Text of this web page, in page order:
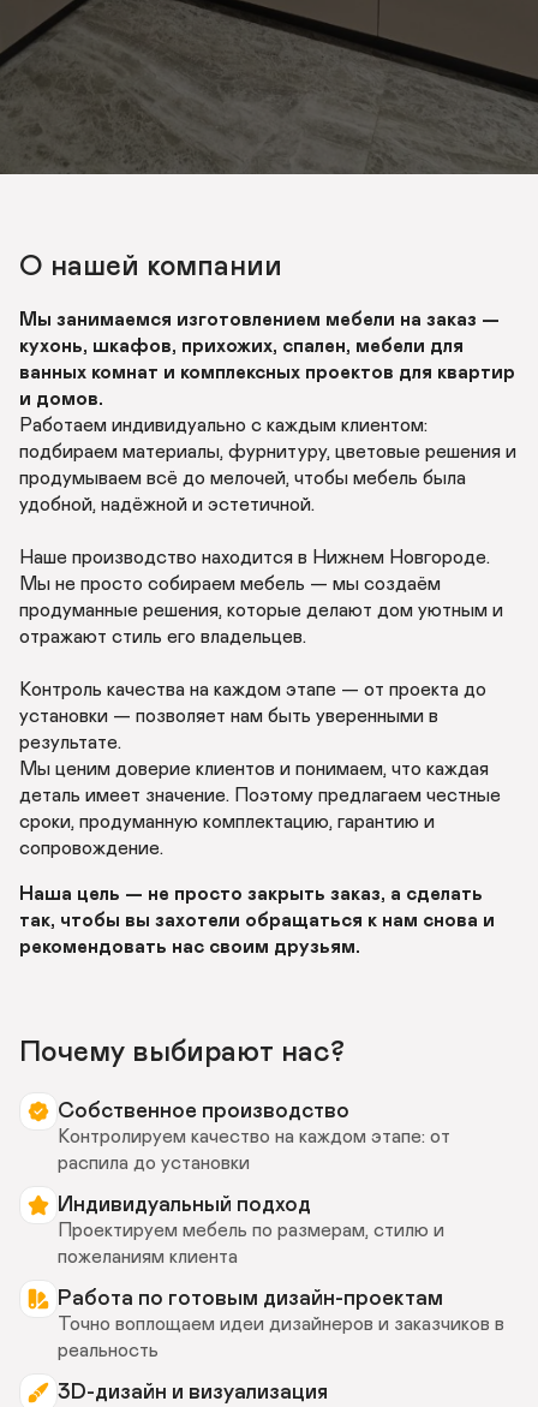
О нашей компании
Мы занимаемся изготовлением мебели на заказ —
кухонь, шкафов, прихожих, спален, мебели для
ванных комнат и комплексных проектов для квартир
и домов.
Работаем индивидуально с каждым клиентом:
подбираем материалы, фурнитуру, цветовые решения и
продумываем всё до мелочей, чтобы мебель была
удобной, надёжной и эстетичной.
Наше производство находится в Нижнем Новгороде.
Мы не просто собираем мебель — мы создаём
продуманные решения, которые делают дом уютным и
отражают стиль его владельцев.
Контроль качества на каждом этапе — от проекта до
установки — позволяет нам быть уверенными в
результате.
Мы ценим доверие клиентов и понимаем, что каждая
деталь имеет значение. Поэтому предлагаем честные
сроки, продуманную комплектацию, гарантию и
сопровождение.
Наша цель — не просто закрыть заказ, а сделать
так, чтобы вы захотели обращаться к нам снова и
рекомендовать нас своим друзьям.
Почему выбирают нас?
Собственное производство
Контролируем качество на каждом этапе: от
распила до установки
Индивидуальный подход
Проектируем мебель по размерам, стилю и
пожеланиям клиента
Работа по готовым дизайн-проектам
Точно воплощаем идеи дизайнеров и заказчиков в
реальность
3D-дизайн и визуализация